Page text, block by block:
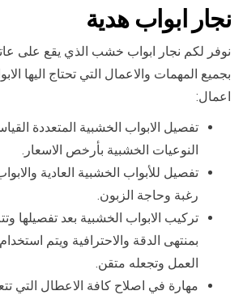
نجار ابواب هدية
نوفر لكم نجار ابواب خشب الذي يقع على
بجميع المهمات والاعمال التي تحتاج اليها
اعمال:
تفصيل الابواب الخشبية المتعددة
النوعيات الخشبية بأرخص الاسعار.
تفصيل للأبواب الخشبية العادية
رغبة وحاجة الزبون.
تركيب الابواب الخشبية بعد تفصيلها
بمنتهى الدقة والاحترافية ويتم
العمل وتجعله متقن.
مهارة في اصلاح كافة الاعطال التي